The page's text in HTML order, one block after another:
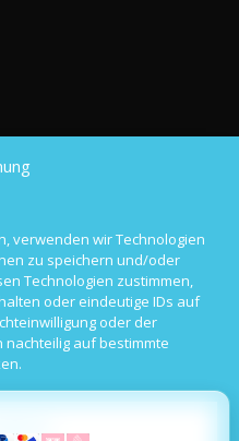
verwenden wir Technologien
zu speichern und/oder
Technologien zustimmen,
oder eindeutige IDs auf
oder der
nachteilig auf bestimmte